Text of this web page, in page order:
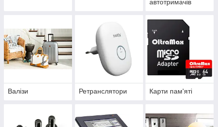
автотримачів
Валізи Ретранслятори Карти пам'яті